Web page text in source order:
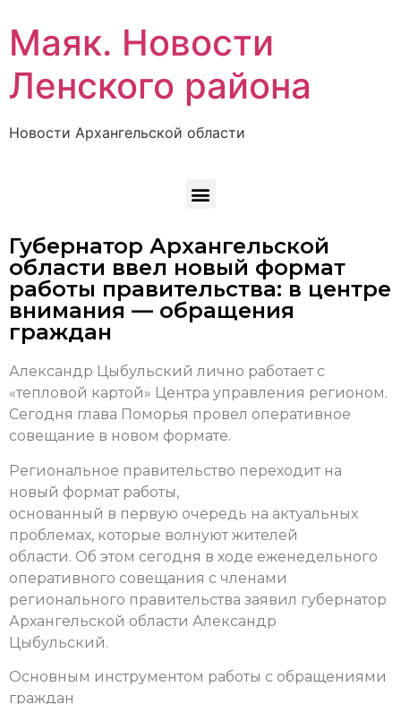
Маяк. Новости
Ленского района
Новости Архангельской области
Губернатор Архангельской
области ввел новый формат
работы правительства: в центре
внимания — обращения
граждан
Александр Цыбульский лично работает с
«тепловой картой» Центра управления регионом.
Сегодня глава Поморья провел оперативное
совещание в новом формате.
Региональное правительство переходит на
новый формат работы,
основанный в первую очередь на актуальных
проблемах, которые волнуют жителей
области. Об этом сегодня в ходе еженедельного
оперативного совещания с членами
регионального правительства заявил губернатор
Архангельской области Александр
Цыбульский.
Основным инструментом работы с обращениями
граждан